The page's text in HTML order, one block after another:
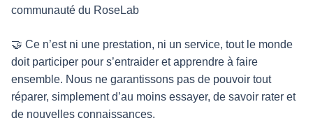
communauté du RoseLab
🤝 Ce n’est ni une prestation, ni un service, tout le monde
doit participer pour s’entraider et apprendre à faire
ensemble. Nous ne garantissons pas de pouvoir tout
réparer, simplement d’au moins essayer, de savoir rater et
de nouvelles connaissances.